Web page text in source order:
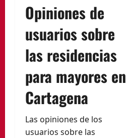
Opiniones de
usuarios sobre
las residencias
para mayores en
Cartagena
Las opiniones de los
usuarios sobre las